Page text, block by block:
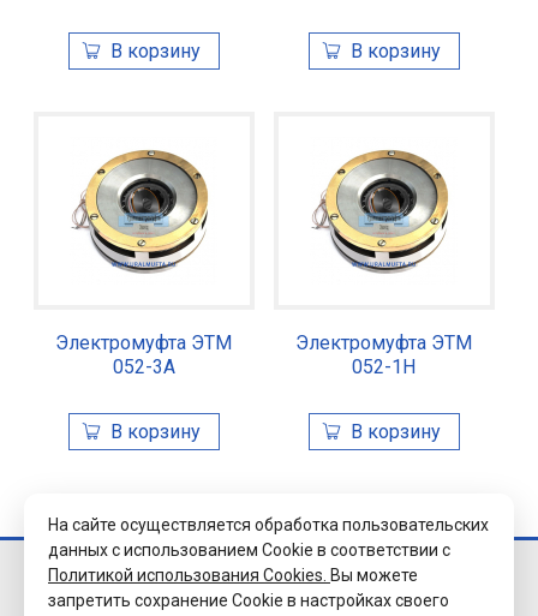
Электромуфта ЭТМ
052-3А
Электромуфта ЭТМ
052-1Н
© 2026 Завод
«Уралэлектромуфта»
На сайте осуществляется обработка пользовательских
данных с использованием Cookie в соответствии с
Политикой использования Cookies. Вы можете
запретить сохранение Cookie в настройках своего